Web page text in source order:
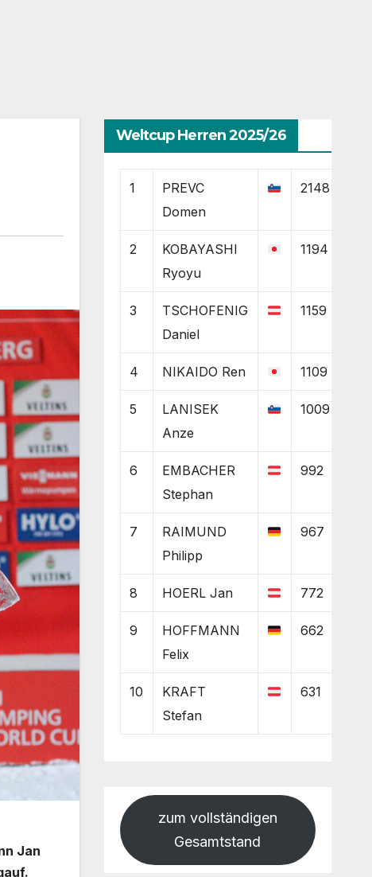
Jan
Weltcup Herren 2025/26
1
PREVC
Domen
2148
2
KOBAYASHI
Ryoyu
1194
3
TSCHOFENIG
Daniel
1159
4 NIKAIDO Ren 1109
5
LANISEK
Anze
1009
6
EMBACHER
Stephan
992
7
RAIMUND
Philipp
967
8 HOERL Jan 772
9
HOFFMANN
Felix
662
10
KRAFT
Stefan
631
zum vollständigen
Gesamtstand